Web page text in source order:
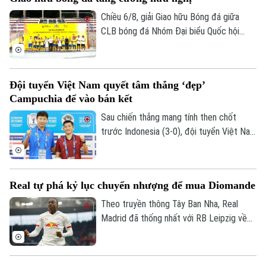
Golf
Sao
Điện ảnh
Thời trang
Âm nhạc
Chiều 6/8, giải Giao hữu Bóng đá giữa
CLB bóng đá Nhóm Đại biểu Quốc hội
hữu nghị.
Đội tuyển Việt Nam quyết tâm thắng ‘đẹp’
Campuchia để vào bán kết
Sau chiến thắng mang tính then chốt
trước Indonesia (3-0), đội tuyển Việt Nam
làm nhiều hơn thế trước Campuchia, quyết
thắng đẹp đối thủ đã sớm bị loại để giành
ngôi nhất bảng.
Real tự phá kỷ lục chuyển nhượng để mua Diomande
Theo truyền thông Tây Ban Nha, Real
Madrid đã thống nhất với RB Leipzig về